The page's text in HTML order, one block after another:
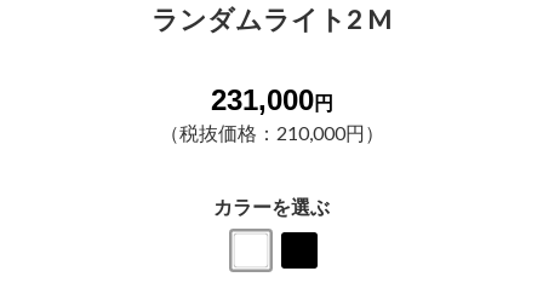
ランダムライト2 M
231,000円
（税抜価格：210,000円）
カラーを選ぶ